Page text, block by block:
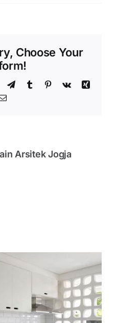
Choose Your
WhatsApp
TelegramTumblr Pinterest
Vk
Xing
Email
Arsitek Jogja